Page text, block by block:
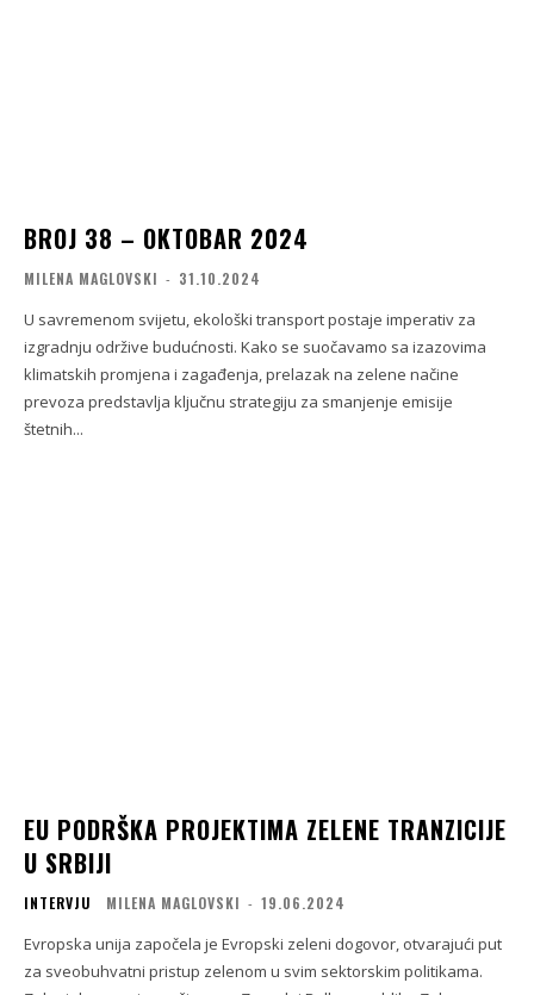
BROJ 38 – OKTOBAR 2024
MILENA MAGLOVSKI - 31.10.2024
U savremenom svijetu, ekološki transport postaje imperativ za
izgradnju održive budućnosti. Kako se suočavamo sa izazovima
klimatskih promjena i zagađenja, prelazak na zelene načine
prevoza predstavlja ključnu strategiju za smanjenje emisije
štetnih...
EU PODRŠKA PROJEKTIMA ZELENE TRANZICIJE
U SRBIJI
INTERVJU MILENA MAGLOVSKI - 19.06.2024
Evropska unija započela je Evropski zeleni dogovor, otvarajući put
za sveobuhvatni pristup zelenom u svim sektorskim politikama.